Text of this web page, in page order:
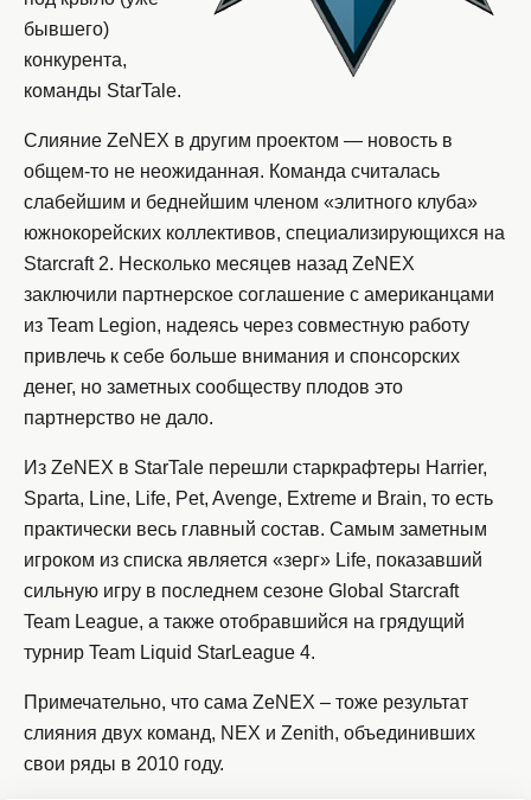
бывшего)
конкурента,
команды StarTale.
Слияние ZeNEX в другим проектом — новость в
общем-то не неожиданная. Команда считалась
слабейшим и беднейшим членом «элитного клуба»
южнокорейских коллективов, специализирующихся на
Starcraft 2. Несколько месяцев назад ZeNEX
заключили партнерское соглашение с американцами
из Team Legion, надеясь через совместную работу
привлечь к себе больше внимания и спонсорских
денег, но заметных сообществу плодов это
партнерство не дало.
Из ZeNEX в StarTale перешли старкрафтеры Harrier,
Sparta, Line, Life, Pet, Avenge, Extreme и Brain, то есть
практически весь главный состав. Самым заметным
игроком из списка является «зерг» Life, показавший
сильную игру в последнем сезоне Global Starcraft
Team League, а также отобравшийся на грядущий
турнир Team Liquid StarLeague 4.
Примечательно, что сама ZeNEX – тоже результат
слияния двух команд, NEX и Zenith, объединивших
свои ряды в 2010 году.